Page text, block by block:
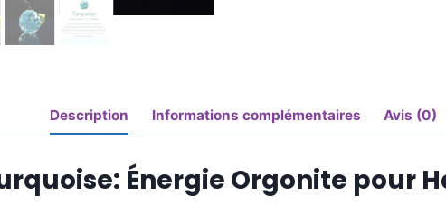
Description Informations complémentaires Avis (0)
Énergie Orgonite pour